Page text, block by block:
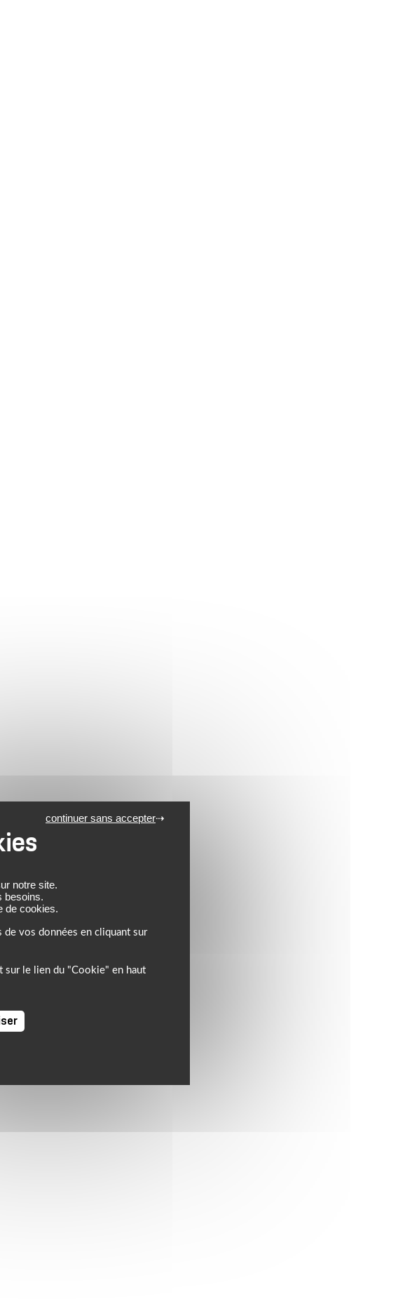
notre site.
besoins.
de cookies.
de vos données en cliquant sur
sur le lien du "Cookie" en haut
continuer sans accepter